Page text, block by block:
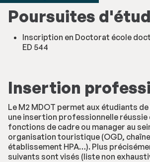
Poursuites
Inscription en Doctorat école
ED 544
Insertion
Le M2 MDOT permet aux étudiants
une insertion professionnelle réussie
fonctions de cadre ou manager au
organisation touristique (OGD,
établissement HPA…). Plus
suivants sont visés (liste non